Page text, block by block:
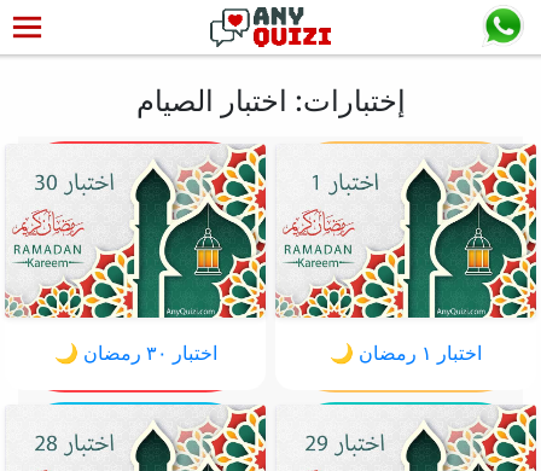
إختبارات: اختبار الصيام
اختبار ١ رمضان 🌙 اختبار ٣٠ رمضان 🌙